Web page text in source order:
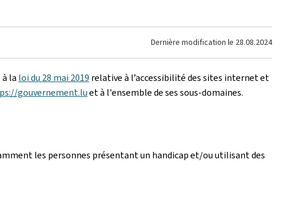
Dernière modification le 28.08.2024
la loi du 28 mai 2019 relative à l’accessibilité des sites internet et
gouvernement.luet à l'ensemble de ses sous-domaines.
les personnes présentant un handicap et/ou utilisant des